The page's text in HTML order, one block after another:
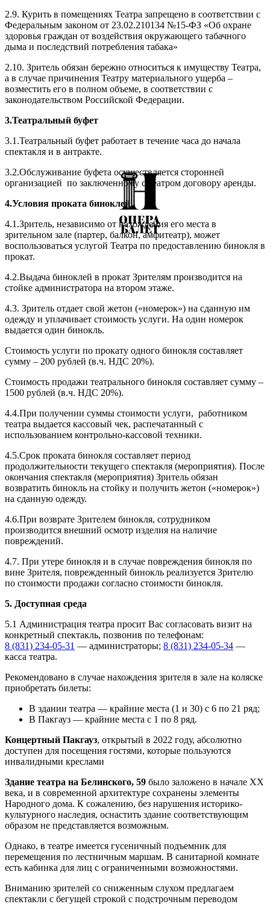
2.9. Курить в помещениях Театра запрещено в соответствии с
Федеральным законом от 23.02.210134 №15-ФЗ «Об охране
здоровья граждан от воздействия окружающего табачного
дыма и последствий потребления табака»
2.10. Зритель обязан бережно относиться к имуществу Театра,
а в случае причинения Театру материального ущерба –
возместить его в полном объеме, в соответствии с
законодательством Российской Федерации.
3.Театральный буфет
3.1.Театральный буфет работает в течение часа до начала
спектакля и в антракте.
3.2.Обслуживание буфета осуществляется сторонней
организацией по заключенному с театром договору аренды.
4.Условия проката биноклей
4.1.Зритель, независимо от нахождения его места в
зрительном зале (партер, балкон, амфитеатр), может
воспользоваться услугой Театра по предоставлению бинокля в
прокат.
4.2.Выдача биноклей в прокат Зрителям производится на
стойке администратора на втором этаже.
4.3. Зритель отдает свой жетон («номерок») на сданную им
одежду и уплачивает стоимость услуги. На один номерок
выдается один бинокль.
Стоимость услуги по прокату одного бинокля составляет
сумму – 200 рублей (в.ч. НДС 20%).
Стоимость продажи театрального бинокля составляет сумму –
1500 рублей (в.ч. НДС 20%).
4.4.При получении суммы стоимости услуги, работником
театра выдается кассовый чек, распечатанный с
использованием контрольно-кассовой техники.
4.5.Срок проката бинокля составляет период
продолжительности текущего спектакля (мероприятия). После
окончания спектакля (мероприятия) Зритель обязан
возвратить бинокль на стойку и получить жетон («номерок»)
на сданную одежду.
4.6.При возврате Зрителем бинокля, сотрудником
производится внешний осмотр изделия на наличие
повреждений.
4.7. При утере бинокля и в случае повреждения бинокля по
вине Зрителя, поврежденный бинокль реализуется Зрителю
по стоимости продажи согласно стоимости бинокля.
5. Доступная среда
5.1 Администрация театра просит Вас согласовать визит на
конкретный спектакль, позвонив по телефонам:
8 (831) 234-05-31 — администраторы; 8 (831) 234-05-34 —
касса театра.
Рекомендовано в случае нахождения зрителя в зале на коляске
приобретать билеты:
В здании театра — крайние места (1 и 30) с 6 по 21 ряд;
В Пакгауз — крайние места с 1 по 8 ряд.
Концертный Пакгауз, открытый в 2022 году, абсолютно
доступен для посещения гостями, которые пользуются
инвалидными креслами
Здание театра на Белинского, 59 было заложено в начале XX
века, и в современной архитектуре сохранены элементы
Народного дома. К сожалению, без нарушения историко-
культурного наследия, оснастить здание соответствующим
образом не представляется возможным.
Однако, в театре имеется гусеничный подъемник для
перемещения по лестничным маршам. В санитарной комнате
есть кабинка для лиц с ограниченными возможностями.
Вниманию зрителей со сниженным слухом предлагаем
спектакли с бегущей строкой с подстрочным переводом